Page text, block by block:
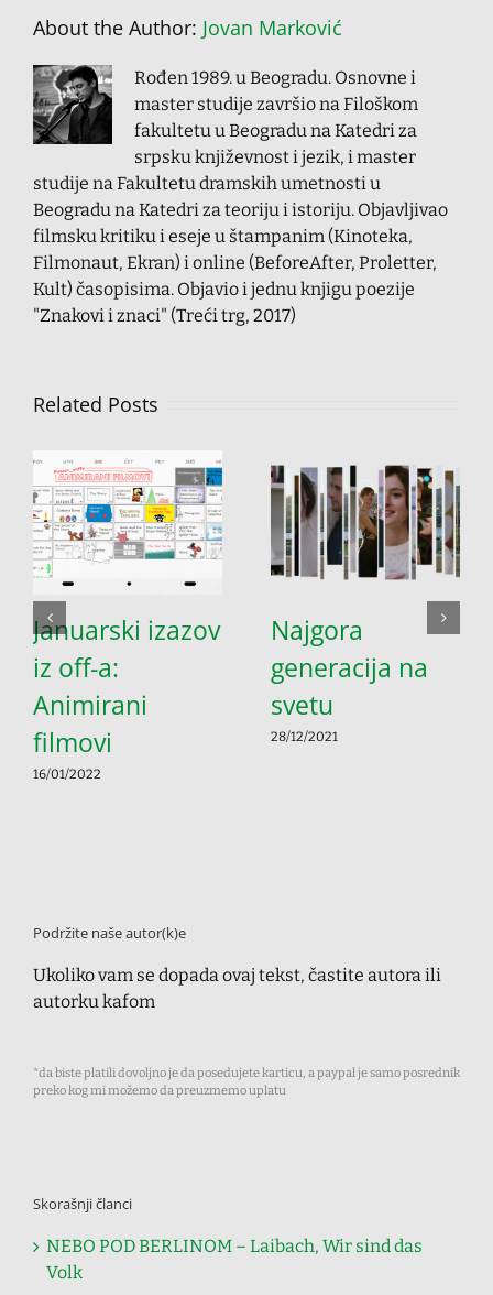
About the Author: Jovan Marković
Rođen 1989. u Beogradu. Osnovne i
master studije završio na Filoškom
fakultetu u Beogradu na Katedri za
srpsku književnost i jezik, i master
studije na Fakultetu dramskih umetnosti u
Beogradu na Katedri za teoriju i istoriju. Objavljivao
filmsku kritiku i eseje u štampanim (Kinoteka,
Filmonaut, Ekran) i online (BeforeAfter, Proletter,
Kult) časopisima. Objavio i jednu knjigu poezije
"Znakovi i znaci" (Treći trg, 2017)
Related Posts
Januarski izazov
iz off-a:
Animirani
filmovi
16/01/2022
Najgora
generacija na
svetu
28/12/2021
Podržite naše autor(k)e
Ukoliko vam se dopada ovaj tekst, častite autora ili
autorku kafom
*da biste platili dovoljno je da posedujete karticu, a paypal je samo posrednik
preko kog mi možemo da preuzmemo uplatu
Skorašnji članci
NEBO POD BERLINOM – Laibach, Wir sind das
Volk